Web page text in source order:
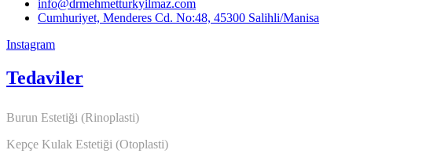
info@drmehmetturkyilmaz.com
Cumhuriyet, Menderes Cd. No:48, 45300 Salihli/Manisa
Instagram
Tedaviler
Burun Estetiği (Rinoplasti)
Kepçe Kulak Estetiği (Otoplasti)